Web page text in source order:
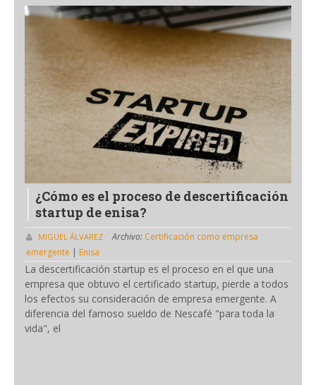
¿Cómo es el proceso de descertificación
startup de enisa?
MIGUEL ÁLVAREZ Archivo: Certificación como empresa
emergente | Enisa
La descertificación startup es el proceso en el que una
empresa que obtuvo el certificado startup, pierde a todos
los efectos su consideración de empresa emergente. A
diferencia del famoso sueldo de Nescafé "para toda la
vida", el